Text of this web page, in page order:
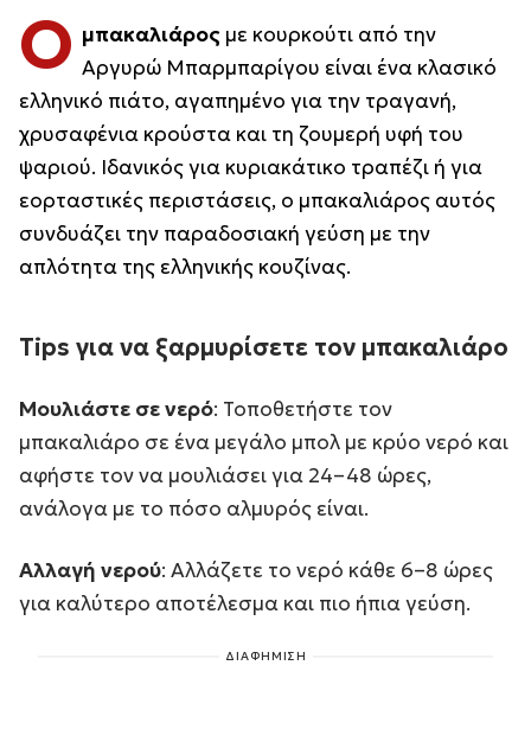
Ο μπακαλιάρος με κουρκούτι από την
Αργυρώ Μπαρμπαρίγου είναι ένα κλασικό
ελληνικό πιάτο, αγαπημένο για την τραγανή,
χρυσαφένια κρούστα και τη ζουμερή υφή του
ψαριού. Ιδανικός για κυριακάτικο τραπέζι ή για
εορταστικές περιστάσεις, ο μπακαλιάρος αυτός
συνδυάζει την παραδοσιακή γεύση με την
απλότητα της ελληνικής κουζίνας.
Tips για να ξαρμυρίσετε τον μπακαλιάρο
Μουλιάστε σε νερό: Τοποθετήστε τον
μπακαλιάρο σε ένα μεγάλο μπολ με κρύο νερό και
αφήστε τον να μουλιάσει για 24–48 ώρες,
ανάλογα με το πόσο αλμυρός είναι.
Αλλαγή νερού: Αλλάζετε το νερό κάθε 6–8 ώρες
για καλύτερο αποτέλεσμα και πιο ήπια γεύση.
ΔΙΑΦΗΜΙΣΗ